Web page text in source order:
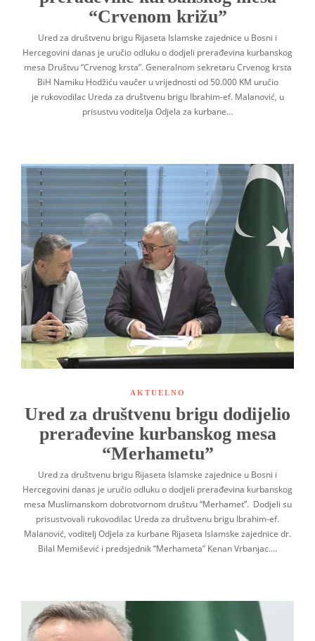
“Crvenom križu”
Ured za društvenu brigu Rijaseta Islamske zajednice u Bosni i
Hercegovini danas je uručio odluku o dodjeli prerađevina kurbanskog
mesa Društvu “Crvenog krsta”. Generalnom sekretaru Crvenog krsta
BiH Namiku Hodžiću vaučer u vrijednosti od 50.000 KM uručio
je rukovodilac Ureda za društvenu brigu Ibrahim-ef. Malanović, u
prisustvu voditelja Odjela za kurbane…
AKTUELNO
Ured za društvenu brigu dodijelio
prerađevine kurbanskog mesa
“Merhametu”
Ured za društvenu brigu Rijaseta Islamske zajednice u Bosni i
Hercegovini danas je uručio odluku o dodjeli prerađevina kurbanskog
mesa Muslimanskom dobrotvornom društvu “Merhamet”. Dodjeli su
prisustvovali rukovodilac Ureda za društvenu brigu Ibrahim-ef.
Malanović, voditelj Odjela za kurbane Rijaseta Islamske zajednice dr.
Bilal Memišević i predsjednik “Merhameta” Kenan Vrbanjac….